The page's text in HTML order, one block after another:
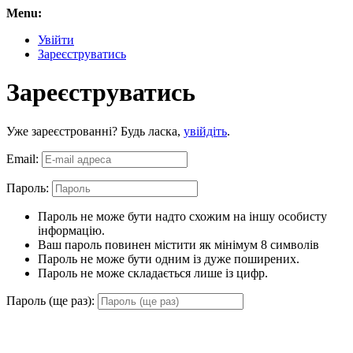
Menu:
Увійти
Зареєструватись
Зареєструватись
Уже зареєстрованні? Будь ласка, увійдіть.
Email:
Пароль:
Пароль не може бути надто схожим на іншу особисту
інформацію.
Ваш пароль повинен містити як мінімум 8 символів
Пароль не може бути одним із дуже поширених.
Пароль не може складається лише із цифр.
Пароль (ще раз):